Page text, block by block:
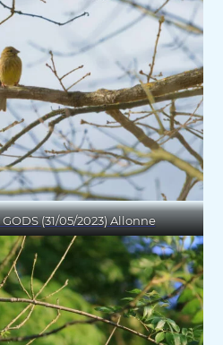
(31/05/2023) Allonne